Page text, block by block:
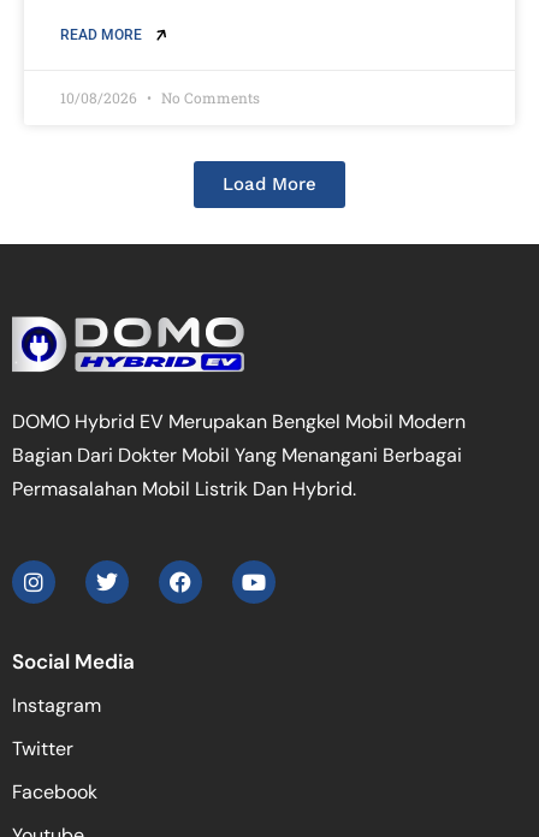
READ MORE
10/08/2026 No Comments
Load More
DOMO Hybrid EV Merupakan Bengkel Mobil Modern
Bagian Dari Dokter Mobil Yang Menangani Berbagai
Permasalahan Mobil Listrik Dan Hybrid.
Social Media
Instagram
Twitter
Facebook